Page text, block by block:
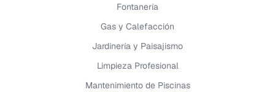
Fontanería
Gas y Calefacción
Jardinería y Paisajismo
Limpieza Profesional
Mantenimiento de Piscinas